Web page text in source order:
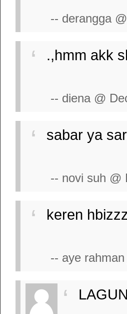
-- derangga
.,hmm akk
-- diena @
sabar ya
-- novi suh @
keren
-- aye